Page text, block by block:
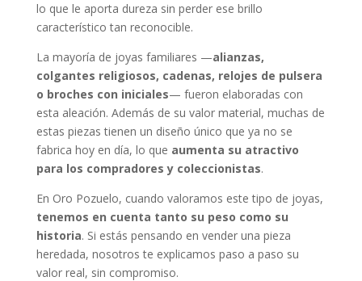
lo que le aporta dureza sin perder ese brillo
característico tan reconocible.
La mayoría de joyas familiares —alianzas,
colgantes religiosos, cadenas, relojes de pulsera
o broches con iniciales— fueron elaboradas con
esta aleación. Además de su valor material, muchas de
estas piezas tienen un diseño único que ya no se
fabrica hoy en día, lo que aumenta su atractivo
para los compradores y coleccionistas.
En Oro Pozuelo, cuando valoramos este tipo de joyas,
tenemos en cuenta tanto su peso como su
historia. Si estás pensando en vender una pieza
heredada, nosotros te explicamos paso a paso su
valor real, sin compromiso.